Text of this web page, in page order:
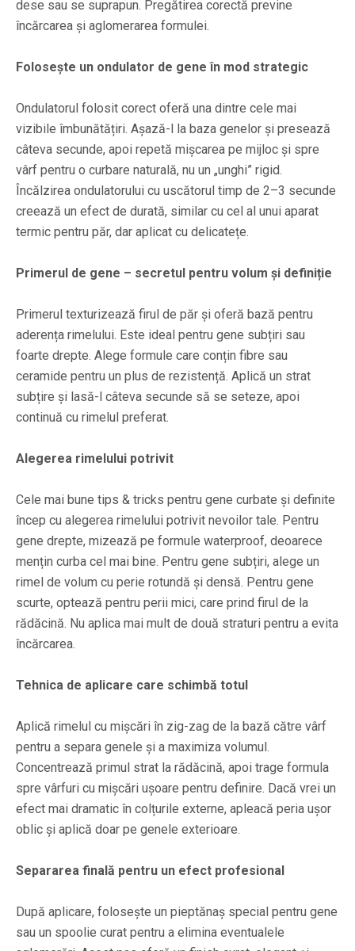
dese sau se suprapun. Pregătirea corectă previne
încărcarea și aglomerarea formulei.
Folosește un ondulator de gene în mod strategic
Ondulatorul folosit corect oferă una dintre cele mai
vizibile îmbunătățiri. Așază-l la baza genelor și presează
câteva secunde, apoi repetă mișcarea pe mijloc și spre
vârf pentru o curbare naturală, nu un „unghi” rigid.
Încălzirea ondulatorului cu uscătorul timp de 2–3 secunde
creează un efect de durată, similar cu cel al unui aparat
termic pentru păr, dar aplicat cu delicatețe.
Primerul de gene – secretul pentru volum și definiție
Primerul texturizează firul de păr și oferă bază pentru
aderența rimelului. Este ideal pentru gene subțiri sau
foarte drepte. Alege formule care conțin fibre sau
ceramide pentru un plus de rezistență. Aplică un strat
subțire și lasă-l câteva secunde să se seteze, apoi
continuă cu rimelul preferat.
Alegerea rimelului potrivit
Cele mai bune tips & tricks pentru gene curbate și definite
încep cu alegerea rimelului potrivit nevoilor tale. Pentru
gene drepte, mizează pe formule waterproof, deoarece
mențin curba cel mai bine. Pentru gene subțiri, alege un
rimel de volum cu perie rotundă și densă. Pentru gene
scurte, optează pentru perii mici, care prind firul de la
rădăcină. Nu aplica mai mult de două straturi pentru a evita
încărcarea.
Tehnica de aplicare care schimbă totul
Aplică rimelul cu mișcări în zig-zag de la bază către vârf
pentru a separa genele și a maximiza volumul.
Concentrează primul strat la rădăcină, apoi trage formula
spre vârfuri cu mișcări ușoare pentru definire. Dacă vrei un
efect mai dramatic în colțurile externe, apleacă peria ușor
oblic și aplică doar pe genele exterioare.
Separarea finală pentru un efect profesional
După aplicare, folosește un pieptănaș special pentru gene
sau un spoolie curat pentru a elimina eventualele